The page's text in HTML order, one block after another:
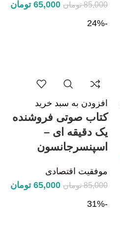
85,000 تومان 65,000 تومان
-24%
افزودن به سبد خرید
کتاب صوتی فروشنده
یک دقیقه ای –
اسپنسرجانسون
موفقیت اقتصادی
85,000 تومان 65,000 تومان
-31%